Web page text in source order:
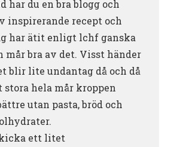
har du en bra blogg och
inspirerande recept och
har ätit enligt lchf ganska
mår bra av det. Visst händer
blir lite undantag då och då
stora hela mår kroppen
utan pasta, bröd och
ett litet